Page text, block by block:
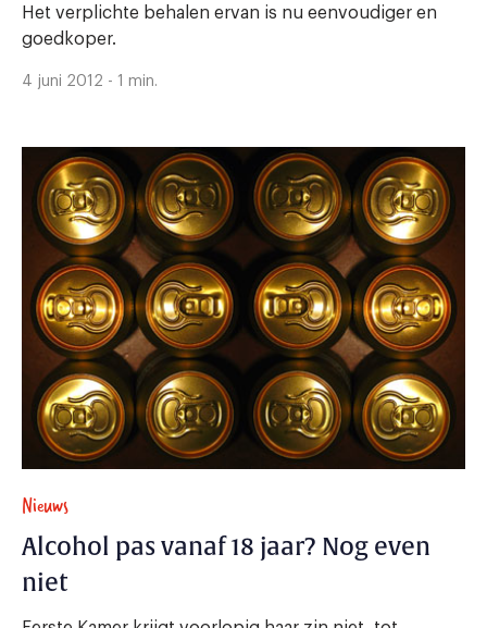
Het verplichte behalen ervan is nu eenvoudiger en
goedkoper.
4 juni 2012 - 1 min.
Nieuws
Alcohol pas vanaf 18 jaar? Nog even
niet